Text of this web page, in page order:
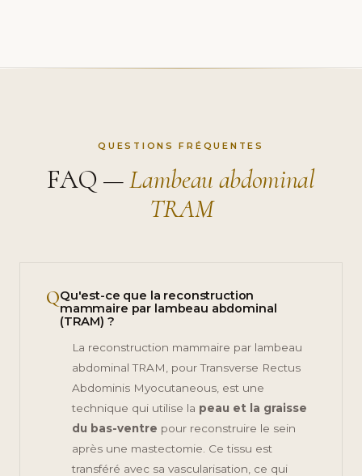
QUESTIONS FRÉQUENTES
FAQ —Lambeau abdominal
TRAM
QQu'est-ce que la reconstruction
mammaire par lambeau abdominal
(TRAM) ?
La reconstruction mammaire par lambeau
abdominal TRAM, pour Transverse Rectus
Abdominis Myocutaneous, est une
technique qui utilise la peau et la graisse
du bas-ventre pour reconstruire le sein
après une mastectomie. Ce tissu est
transféré avec sa vascularisation, ce qui